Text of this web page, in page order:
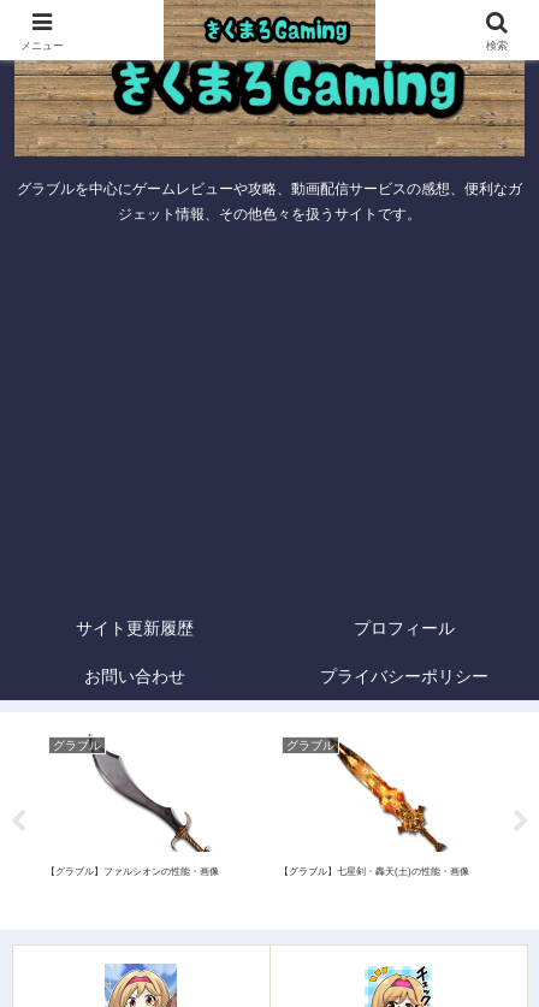
グラブルを中心にゲームレビューや攻略、動画配信サービスの感想、便利なガ
ジェット情報、その他色々を扱うサイトです。
サイト更新履歴 プロフィール
お問い合わせ プライバシーポリシー
グラブル
【グラブル】ファルシオンの性能・画像
グラブル
【グラブル】七星剣・轟天(土)の性能・画像
メニュー 検索